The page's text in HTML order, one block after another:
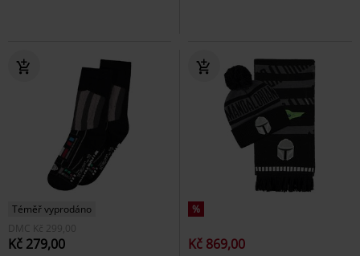
Téměř vyprodáno
DMC
Kč 299,00
Kč 279,00
%
Kč 869,00